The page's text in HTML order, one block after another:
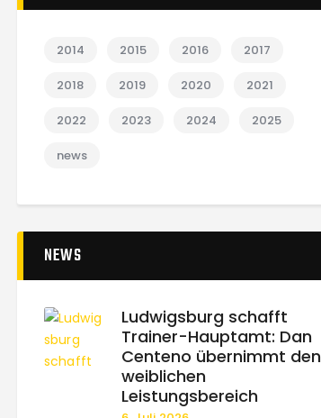
2014 2015 2016 2017
2018 2019 2020 2021
2022 2023 2024 2025
news
NEWS
Ludwigsburg schafft
Trainer-Hauptamt: Dan
Centeno übernimmt den
weiblichen
Leistungsbereich